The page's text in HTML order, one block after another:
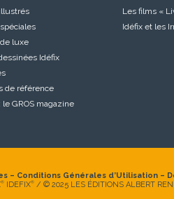
luxe
Idéfix
de référence
GROS magazine
Les films «
Idéfix et les
– Conditions Générales d’Utilisation –
® IDEFIX® / © 2025 LES ÉDITIONS ALBERT